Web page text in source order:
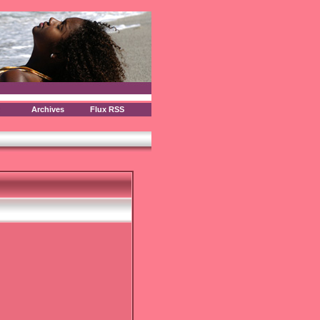
Archives Flux RSS